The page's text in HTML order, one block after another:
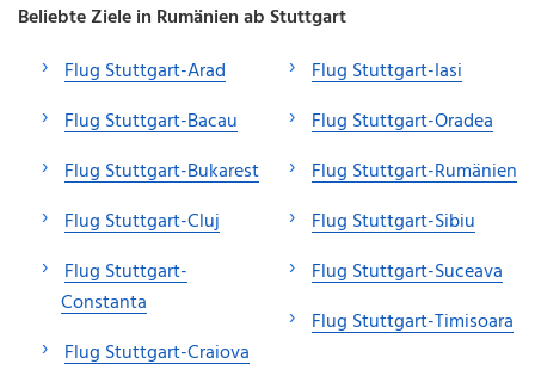
Beliebte Ziele in Rumänien ab Stuttgart
Flug Stuttgart-Arad
Flug Stuttgart-Bacau
Flug Stuttgart-Bukarest
Flug Stuttgart-Cluj
Flug Stuttgart-
Constanta
Flug Stuttgart-Craiova
Flug Stuttgart-Iasi
Flug Stuttgart-Oradea
Flug Stuttgart-Rumänien
Flug Stuttgart-Sibiu
Flug Stuttgart-Suceava
Flug Stuttgart-Timisoara